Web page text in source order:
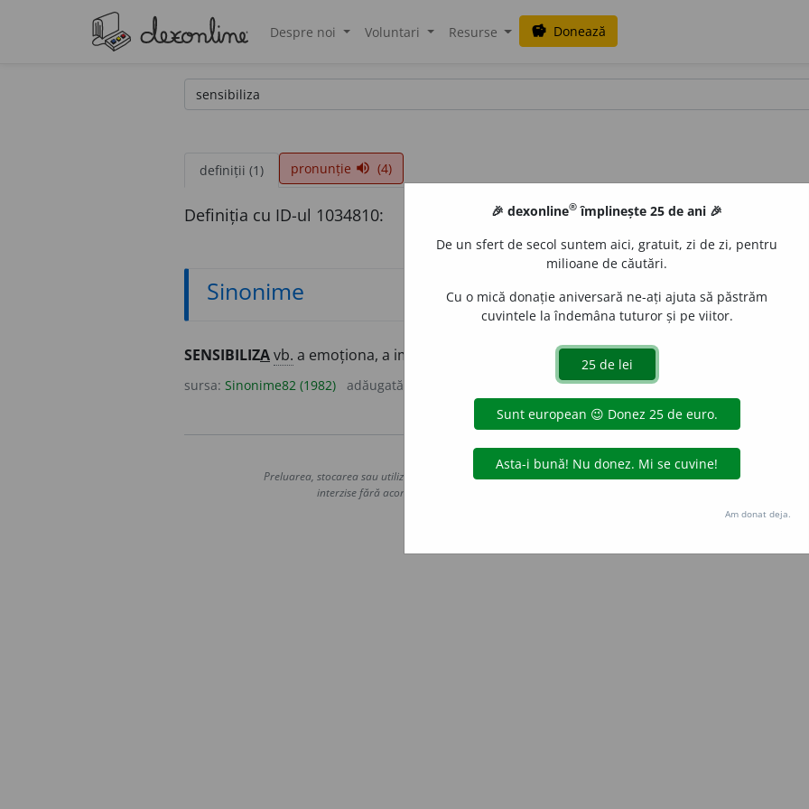
Despre noi Voluntari Resurse savings Donează
definiții (1) pronunție volume_up (4)
Definiția cu ID-ul 1034810:
Sinonime
SENSIBILIZAvb. a emoționa, a impresiona. (Arta îl ~ pe om.)
sursa: Sinonime82 (1982) adăugată de acțiuni
Copyright © 2004-2026 dexonline (https://dexonline.ro)
Preluarea, stocarea sau utilizarea datelor de pe acest site, inclusiv prin orice metode de extragere automată
interzise fără acordul nostru prealabil scris, cu excepția seturilor de date oferite oficial spre utilizare
Hosterion
🎉 dexonline® împlinește 25 de ani 🎉
De un sfert de secol suntem aici, gratuit, zi de zi, pentru
milioane de căutări.
Cu o mică donație aniversară ne-ați ajuta să păstrăm
cuvintele la îndemâna tuturor și pe viitor.
Am donat deja.